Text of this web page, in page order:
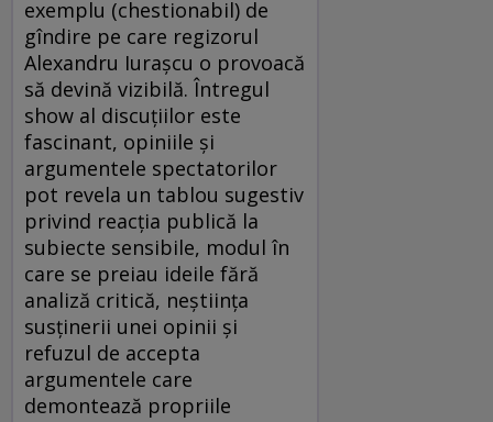
exemplu (chestionabil) de
gîndire pe care regizorul
Alexandru Iuraşcu o provoacă
să devină vizibilă. Întregul
show al discuţiilor este
fascinant, opiniile şi
argumentele spectatorilor
pot revela un tablou sugestiv
privind reacţia publică la
subiecte sensibile, modul în
care se preiau ideile fără
analiză critică, neştiinţa
susţinerii unei opinii şi
refuzul de accepta
argumentele care
demontează propriile